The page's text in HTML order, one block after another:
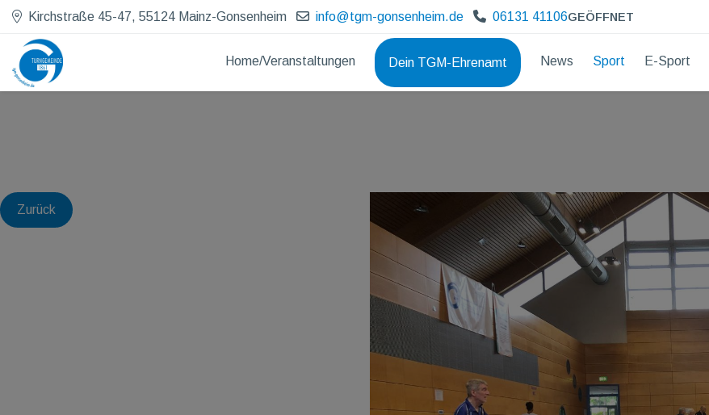
Kirchstraße 45-47, 55124 Mainz-Gonsenheim info@tgm-gonsenheim.de 06131 41106GEÖFFNET
Home/Veranstaltungen Dein TGM-Ehrenamt News Sport E-Sport
Zurück